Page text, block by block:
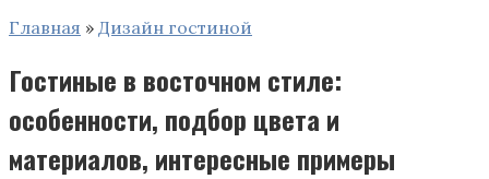
Главная » Дизайн гостиной
Гостиные в восточном стиле:
особенности, подбор цвета и
материалов, интересные примеры